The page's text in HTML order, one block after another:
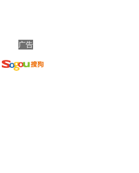
广告